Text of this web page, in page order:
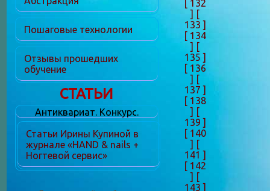
[ 132
] [
133 ]
[ 134
] [
135 ]
[ 136
] [
137 ]
[ 138
] [
139 ]
[ 140
] [
141 ]
[ 142
] [
143 ]
Пошаговые технологии
Отзывы прошедших
обучение
СТАТЬИ
Антиквариат. Конкурс.
Статьи Ирины Купиной в
журнале «HAND & nails +
Ногтевой сервис»